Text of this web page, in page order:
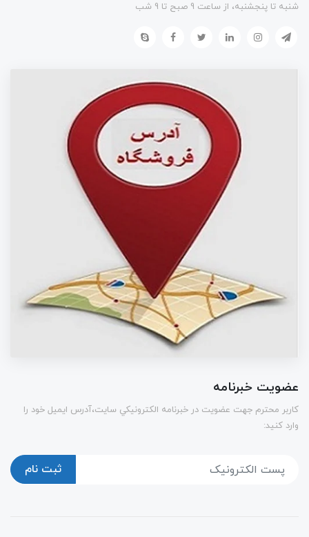
شنبه تا پنجشنبه، از ساعت 9 صبح تا 9 شب
عضویت خبرنامه
كاربر محترم جهت عضويت در خبرنامه الكترونيكي سايت،آدرس ایمیل خود را
وارد کنید:
ثبت نام